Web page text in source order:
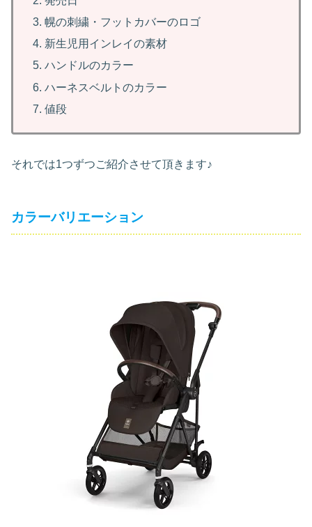
幌の刺繍・フットカバーのロゴ
新生児用インレイの素材
ハンドルのカラー
ハーネスベルトのカラー
値段
それでは1つずつご紹介させて頂きます♪
カラーバリエーション